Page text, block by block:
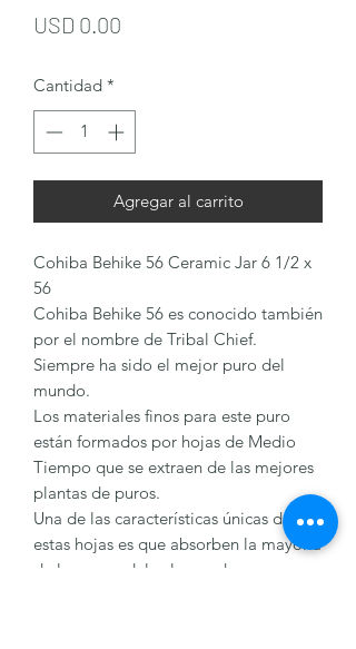
USD 0.00
Cantidad *
Agregar al carrito
Cohiba Behike 56 Ceramic Jar 6 1/2 x
56
Cohiba Behike 56 es conocido también
por el nombre de Tribal Chief.
Siempre ha sido el mejor puro del
mundo.
Los materiales finos para este puro
están formados por hojas de Medio
Tiempo que se extraen de las mejores
plantas de puros.
Una de las características únicas de
estas hojas es que absorben la mayoría
de los rayos del sol y producen un